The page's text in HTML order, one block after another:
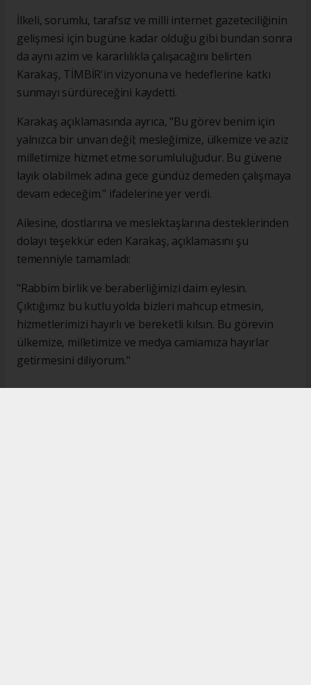
İlkeli, sorumlu, tarafsız ve milli internet gazeteciliğinin
gelişmesi için bugüne kadar olduğu gibi bundan sonra
da aynı azim ve kararlılıkla çalışacağını belirten
Karakaş, TİMBİR'in vizyonuna ve hedeflerine katkı
sunmayı sürdüreceğini kaydetti.
Karakaş açıklamasında ayrıca, "Bu görev benim için
yalnızca bir unvan değil; mesleğimize, ülkemize ve aziz
milletimize hizmet etme sorumluluğudur. Bu güvene
layık olabilmek adına gece gündüz demeden çalışmaya
devam edeceğim." ifadelerine yer verdi.
Ailesine, dostlarına ve meslektaşlarına desteklerinden
dolayı teşekkür eden Karakaş, açıklamasını şu
temenniyle tamamladı:
"Rabbim birlik ve beraberliğimizi daim eylesin.
Çıktığımız bu kutlu yolda bizleri mahcup etmesin,
hizmetlerimizi hayırlı ve bereketli kılsın. Bu görevin
ülkemize, milletimize ve medya camiamıza hayırlar
getirmesini diliyorum."